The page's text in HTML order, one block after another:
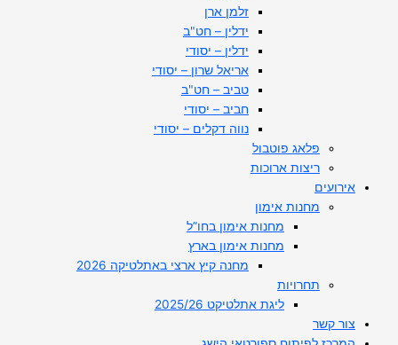
זלמן ארן
ידלין – חט"ב
ידלין – יסודי
אריאל שרון – יסודי
טביב – חט"ב
חביב – יסודי
נווה דקלים – יסודי
פלאג פוטבול
ריצות ארוכות
אירועים
מחנות אימון
מחנות אימון בחו”ל
מחנות אימון בארץ
מחנה קיץ ארצי באתלטיקה 2026
תחרויות
ליגת אתלטיקט 2025/26
צור קשר